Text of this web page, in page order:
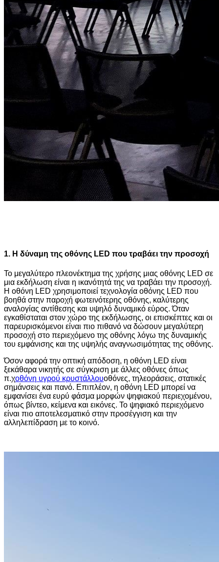
1. Η δύναμη της οθόνης LED που τραβάει την προσοχή
Το μεγαλύτερο πλεονέκτημα της χρήσης μιας οθόνης LED σε
μια εκδήλωση είναι η ικανότητά της να τραβάει την προσοχή.
Η οθόνη LED χρησιμοποιεί τεχνολογία οθόνης LED που
βοηθά στην παροχή φωτεινότερης οθόνης, καλύτερης
αναλογίας αντίθεσης και υψηλό δυναμικό εύρος. Όταν
εγκαθίσταται στον χώρο της εκδήλωσης, οι επισκέπτες και οι
παρευρισκόμενοι είναι πιο πιθανό να δώσουν μεγαλύτερη
προσοχή στο περιεχόμενο της οθόνης λόγω της δυναμικής
του εμφάνισης και της υψηλής αναγνωσιμότητας της οθόνης.
Όσον αφορά την οπτική απόδοση, η οθόνη LED είναι
ξεκάθαρα νικητής σε σύγκριση με άλλες οθόνες όπως
π.χοθόνη υγρού κρυστάλλουοθόνες, τηλεοράσεις, στατικές
σημάνσεις και πανό. Επιπλέον, η οθόνη LED μπορεί να
εμφανίσει ένα ευρύ φάσμα μορφών ψηφιακού περιεχομένου,
όπως βίντεο, κείμενα και εικόνες. Το ψηφιακό περιεχόμενο
είναι πιο αποτελεσματικό στην προσέγγιση και την
αλληλεπίδραση με το κοινό.